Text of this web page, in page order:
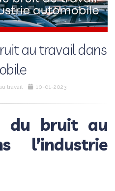
au travail dans
travail 10-01-2023
du bruit au
l’industrie